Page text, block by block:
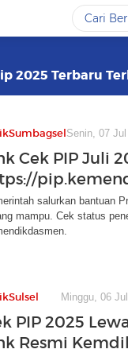
2025 Terbaru
Senin, 07
Cek PIP Juli
salurkan bantuan
mampu. Cek status
Minggu, 06
PIP 2025
Resmi